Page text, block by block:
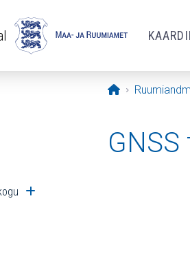
Avaleht
alammenüü
Ava alammenüü
alammenüü